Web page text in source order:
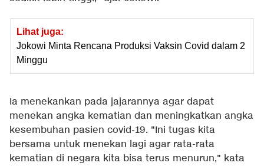
Lihat juga:
Jokowi Minta Rencana Produksi Vaksin Covid dalam 2
Minggu
Ia menekankan pada jajarannya agar dapat
menekan angka kematian dan meningkatkan angka
kesembuhan pasien covid-19. "Ini tugas kita
bersama untuk menekan lagi agar rata-rata
kematian di negara kita bisa terus menurun," kata